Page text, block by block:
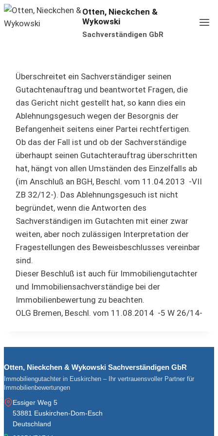
Zum
Inhalt
Otten, Nieckchen &
Wykowski
Sachverständigen GbR
Überschreitet ein Sachverständiger seinen
Gutachtenauftrag und beantwortet Fragen, die
das Gericht nicht gestellt hat, so kann dies ein
Ablehnungsgesuch wegen der Besorgnis der
Befangenheit seitens einer Partei rechtfertigen.
Ob das der Fall ist und ob der Sachverständige
überhaupt seinen Gutachterauftrag überschritten
hat, hängt von allen Umständen des Einzelfalls ab
(im Anschluß an BGH, Beschl. vom 11.04.2013 -VII
ZB 32/12-). Das Ablehnungsgesuch ist nicht
begründet, wenn die Antworten des
Sachverständigen im Gutachten mit einer zwar
weiten, aber noch zulässigen Interpretation der
Fragestellungen des Beweisbeschlusses vereinbar
sind.
Dieser Beschluß ist auch für Immobiliengutachter
und Immobiliensachverständige bei der
Immobilienbewertung zu beachten.
OLG Bremen, Beschl. vom 11.08.2014 -5 W 26/14-
Otten, Nieckchen & Wykowski Sachverständigen GbR
Immobiliengutachter in Euskirchen – Ihr vertrauensvoller Partner für
Immobilienbewertungen
Essiger Weg 5
53881 Euskirchen-Dom-Esch
Deutschland